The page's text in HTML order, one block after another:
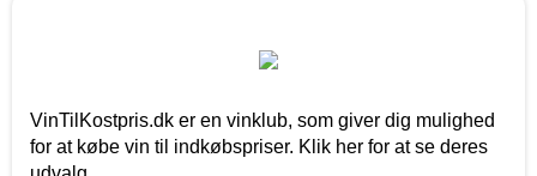
VinTilKostpris.dk er en vinklub, som giver dig mulighed
for at købe vin til indkøbspriser. Klik her for at se deres